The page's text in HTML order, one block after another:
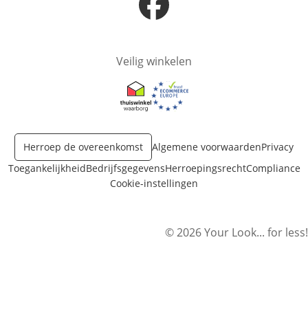
Opent in nieuw venster
Veilig winkelen
Opent in nieuw venster
Opent in nieuw venster
Herroep de overeenkomst Algemene voorwaardenPrivacy
ToegankelijkheidBedrijfsgegevensHerroepingsrechtCompliance
Cookie-instellingen
© 2026 Your Look... for less!